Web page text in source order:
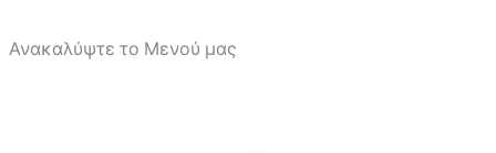
Ανακαλύψτε το Μενού μας